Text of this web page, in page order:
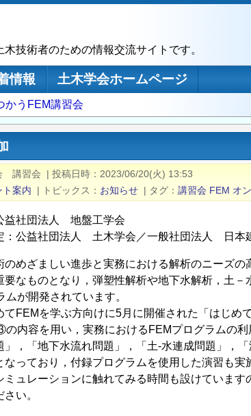
技術者のための情報交流サイトです。
情報
土木学会ホームページ
かうFEM講習会
講習会 | 投稿日時
2023/06/20(火) 13:53
ト案内 | トピックス お知らせ | タグ 講習会 FEM オ
益社団法人 地盤工学会
：公益社団法人 土木学会／一般社団法人 日本
のめざましい進歩と実務における解析のニーズ
要なものとなり，弾塑性解析や地下水解析，土
ムが開発されています。
てFEMを学ぶ方向けに5月に開催された「はじめ
内容を用い，実務におけるFEMプログラムの利
」，「地下水流れ問題」，「土-水連成問題」，
なっており，付録プログラムを使用した演習も
ミュレーションに触れてみる時間も設けていま
い。